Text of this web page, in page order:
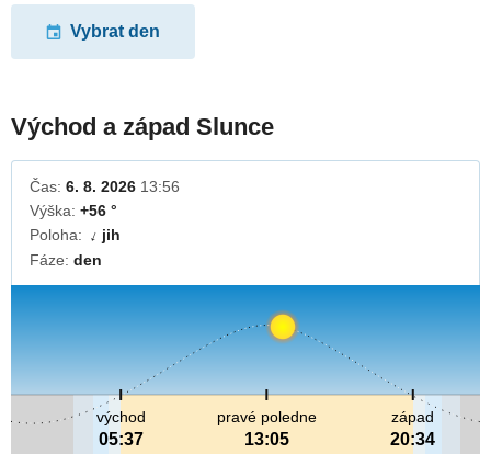
Vybrat den
Východ a západ Slunce
Čas: 6. 8. 2026 13:56
Výška: +56 °
Poloha: ↓ jih
Fáze: den
pravé poledne
13:05
východ
05:37
západ
20:34